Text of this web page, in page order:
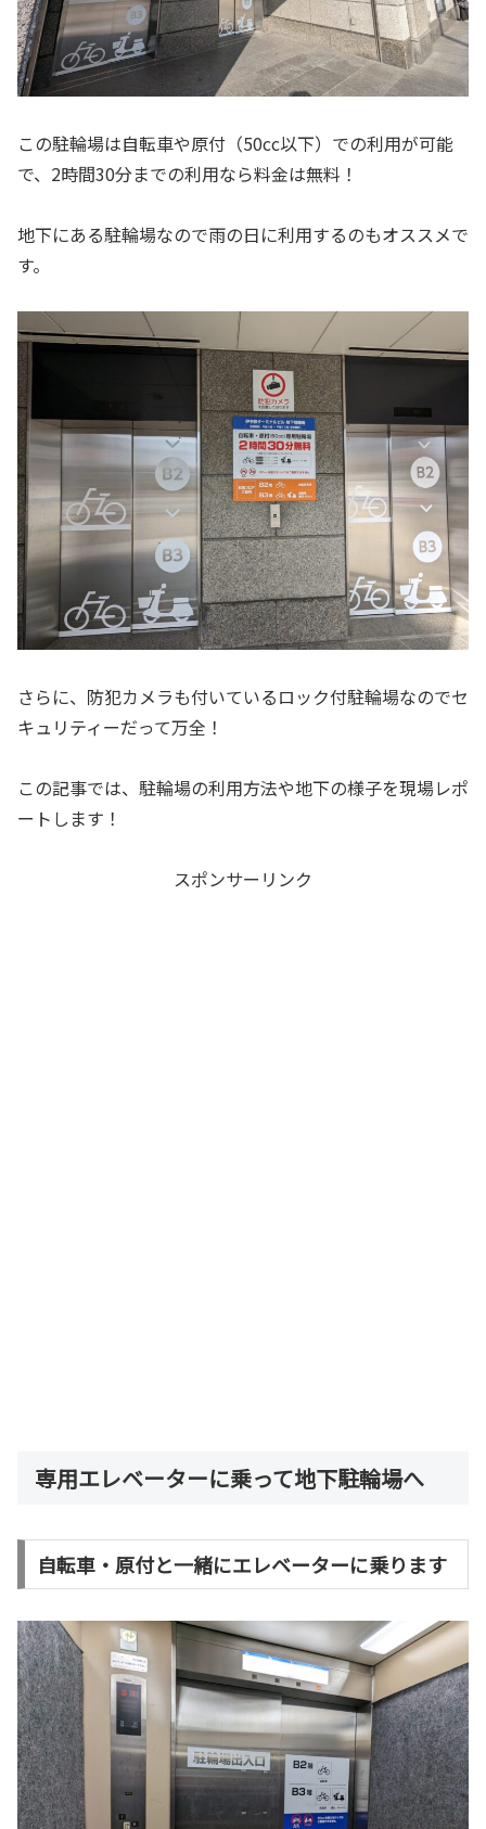
この駐輪場は自転車や原付（50cc以下）での利用が可能
で、2時間30分までの利用なら料金は無料！
地下にある駐輪場なので雨の日に利用するのもオススメで
す。
さらに、防犯カメラも付いているロック付駐輪場なのでセ
キュリティーだって万全！
この記事では、駐輪場の利用方法や地下の様子を現場レポ
ートします！
スポンサーリンク
専用エレベーターに乗って地下駐輪場へ
自転車・原付と一緒にエレベーターに乗ります